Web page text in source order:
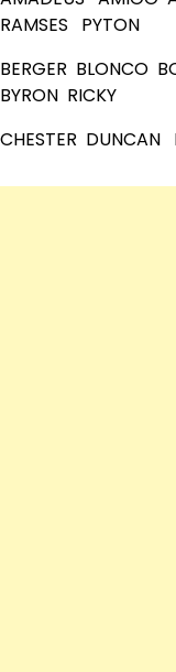
RAMSES PYTON
BERGER BLONCO
BYRON RICKY
CHESTER DUNCAN